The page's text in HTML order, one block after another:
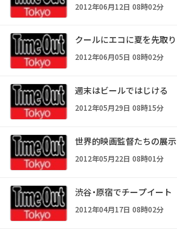
2012年06月12日 08時02分
クールにエコに夏を先取り
2012年06月05日 08時02分
週末はビールではじける
2012年05月29日 08時15分
世界的映画監督たちの展示
2012年05月22日 08時01分
渋谷・原宿でチープイート
2012年04月17日 08時02分